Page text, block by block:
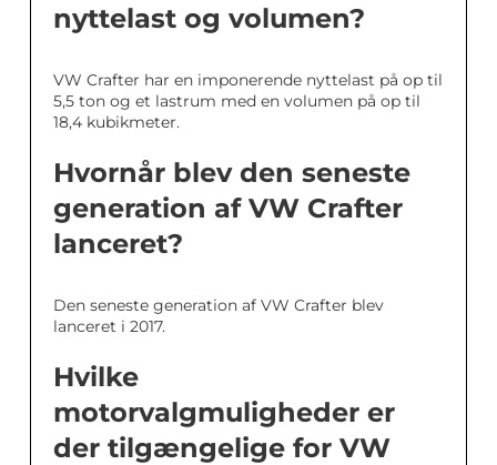
nyttelast og volumen?
VW Crafter har en imponerende nyttelast på op til
5,5 ton og et lastrum med en volumen på op til
18,4 kubikmeter.
Hvornår blev den seneste
generation af VW Crafter
lanceret?
Den seneste generation af VW Crafter blev
lanceret i 2017.
Hvilke
motorvalgmuligheder er
der tilgængelige for VW